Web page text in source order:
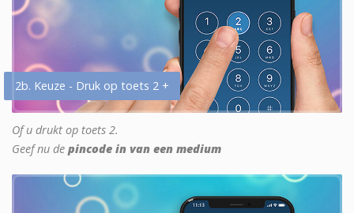
2b. Keuze - Druk op toets 2 +
Of u drukt op toets 2.
Geef nu de pincode in van een medium